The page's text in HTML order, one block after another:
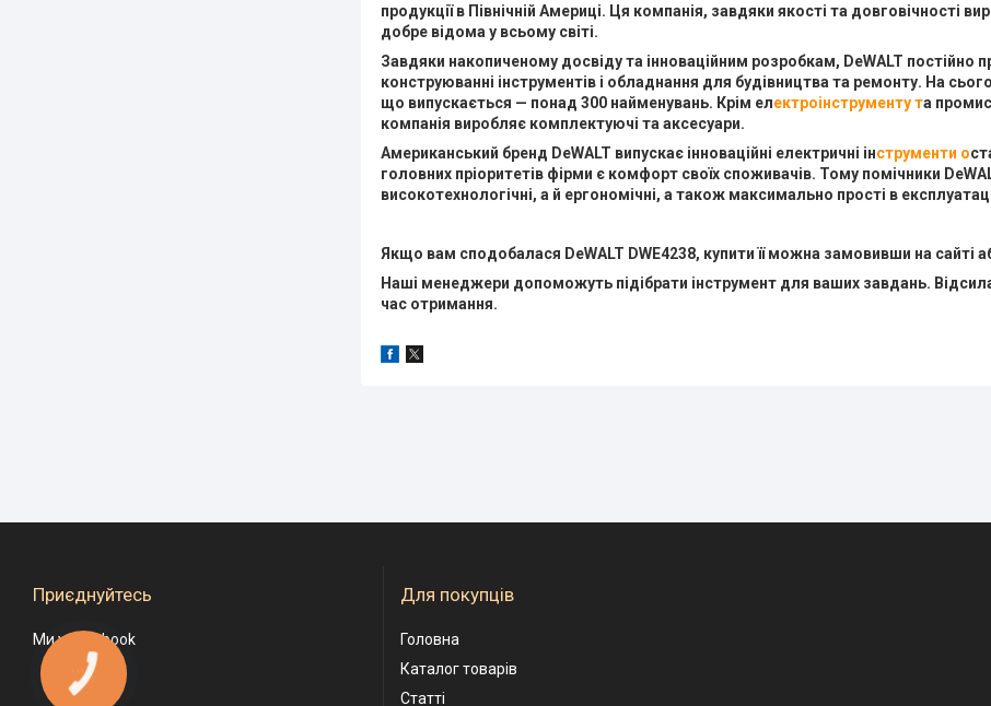
продукції в Північній Америці. Ця компанія, завдяки якості та довговічності
добре відома у всьому світі.
Завдяки накопиченому досвіду та інноваційним розробкам, DeWALT постійно
конструюванні інструментів і обладнання для будівництва та ремонту. На
що випускається — понад 300 найменувань. Крім електроінструменту та
компанія виробляє комплектуючі та аксесуари.
Американський бренд DeWALT випускає інноваційні електричні інструменти о
головних пріоритетів фірми є комфорт своїх споживачів. Тому помічники
високотехнологічні, а й ергономічні, а також максимально прості в
Якщо вам сподобалася DeWALT DWE4238, купити її можна замовивши на сайті
Наші менеджери допоможуть підібрати інструмент для ваших завдань.
час отримання.
Приєднуйтесь
Ми у Facebook
Для покупців
Головна
Каталог товарів
Статті
КНОПКА
ЗВ'ЯЗКУ